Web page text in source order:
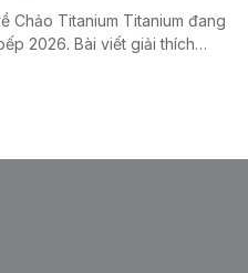
Chảo Titanium Titanium đang
2026. Bài viết giải thích